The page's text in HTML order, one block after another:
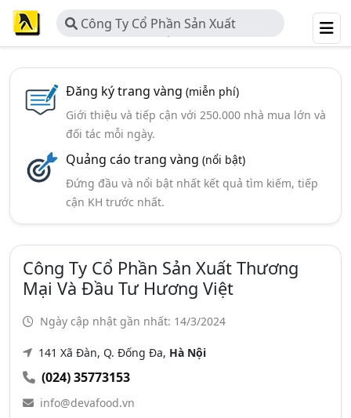
Công Ty Cổ Phần Sản Xuất
Thương Mại Và Đầu Tư Hương Việt
Đăng ký trang vàng (miễn phí)
Giới thiệu và tiếp cận với 250.000 nhà mua lớn và
đối tác mỗi ngày.
Quảng cáo trang vàng (nổi bật)
Đứng đầu và nổi bật nhất kết quả tìm kiếm, tiếp
cận KH trước nhất.
Công Ty Cổ Phần Sản Xuất Thương
Mại Và Đầu Tư Hương Việt
Ngày cập nhật gần nhất: 14/3/2024
141 Xã Đàn, Q. Đống Đa, Hà Nội
(024) 35773153
info@devafood.vn